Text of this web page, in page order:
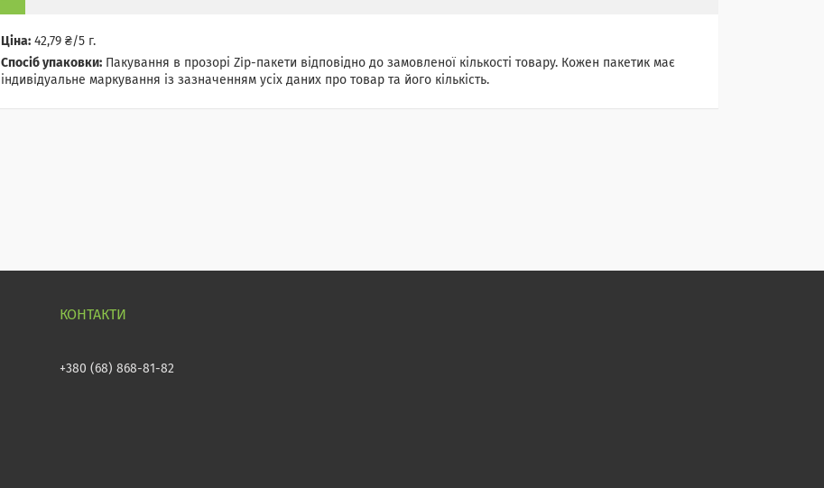
Ціна: 42,79 ₴/5 г.
Спосіб упаковки: Пакування в прозорі Zip-пакети відповідно до замовленої кількості товару. Кожен пакетик має
індивідуальне маркування із зазначенням усіх даних про товар та його кількість.
+380 (68) 868-81-82